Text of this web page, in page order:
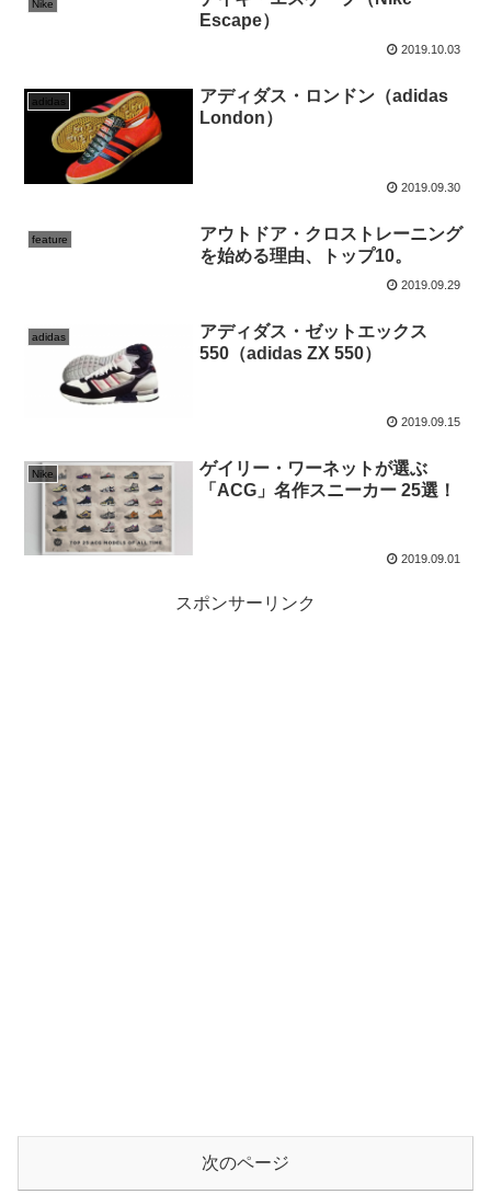
Nike
Escape）
2019.10.03
adidas
アディダス・ロンドン（adidas
London）
2019.09.30
feature
アウトドア・クロストレーニング
を始める理由、トップ10。
2019.09.29
adidas
アディダス・ゼットエックス
550（adidas ZX 550）
2019.09.15
Nike
ゲイリー・ワーネットが選ぶ
「ACG」名作スニーカー 25選！
2019.09.01
スポンサーリンク
次のページ